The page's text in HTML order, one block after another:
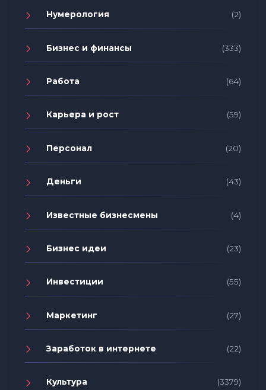
Нумерология (2)
Бизнес и финансы (333)
Работа (64)
Карьера и рост (59)
Персонал (20)
Деньги (43)
Известные бизнесмены (4)
Бизнес идеи (23)
Инвестиции (55)
Маркетинг (27)
Заработок в интернете (22)
Культура (3379)